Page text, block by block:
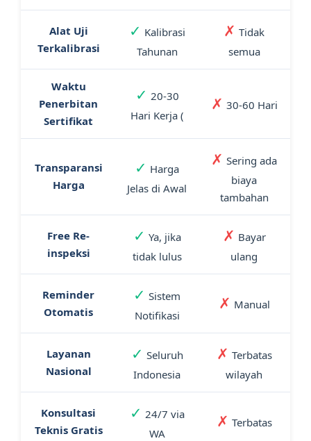
Alat Uji
Terkalibrasi
✓ Kalibrasi
Tahunan
✗ Tidak
semua
Waktu
Penerbitan
Sertifikat
✓ 20-30
Hari Kerja (
✗ 30-60 Hari
Transparansi
Harga
✓ Harga
Jelas di Awal
✗ Sering ada
biaya
tambahan
Free Re-
inspeksi
✓ Ya, jika
tidak lulus
✗ Bayar
ulang
Reminder
Otomatis
✓ Sistem
Notifikasi
✗ Manual
Layanan
Nasional
✓ Seluruh
Indonesia
✗ Terbatas
wilayah
Konsultasi
Teknis Gratis
✓ 24/7 via
WA
✗ Terbatas